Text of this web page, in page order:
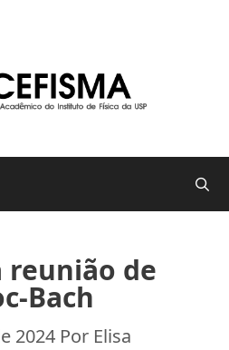
reunião de
Bach
2024 Por Elisa